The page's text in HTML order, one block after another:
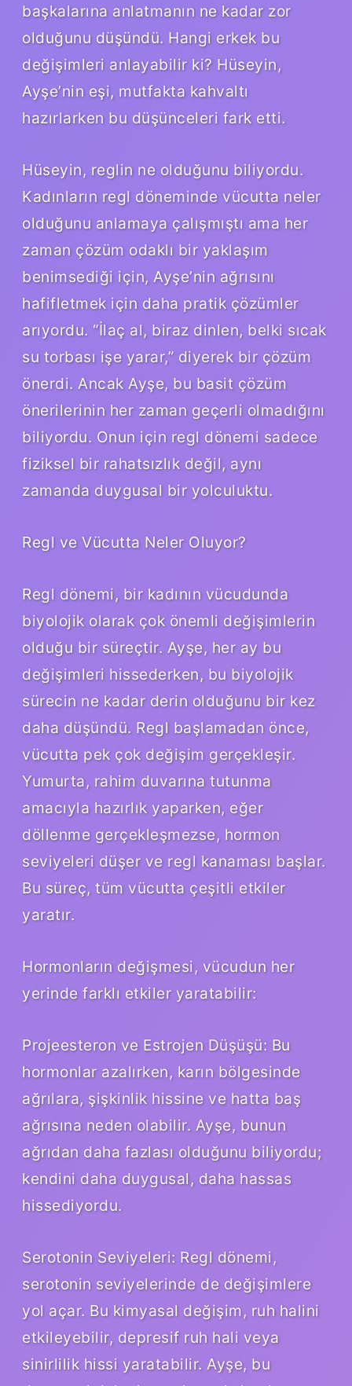
başkalarına anlatmanın ne kadar zor
olduğunu düşündü. Hangi erkek bu
değişimleri anlayabilir ki? Hüseyin,
Ayşe’nin eşi, mutfakta kahvaltı
hazırlarken bu düşünceleri fark etti.
Hüseyin, reglin ne olduğunu biliyordu.
Kadınların regl döneminde vücutta neler
olduğunu anlamaya çalışmıştı ama her
zaman çözüm odaklı bir yaklaşım
benimsediği için, Ayşe’nin ağrısını
hafifletmek için daha pratik çözümler
arıyordu. “İlaç al, biraz dinlen, belki sıcak
su torbası işe yarar,” diyerek bir çözüm
önerdi. Ancak Ayşe, bu basit çözüm
önerilerinin her zaman geçerli olmadığını
biliyordu. Onun için regl dönemi sadece
fiziksel bir rahatsızlık değil, aynı
zamanda duygusal bir yolculuktu.
Regl ve Vücutta Neler Oluyor?
Regl dönemi, bir kadının vücudunda
biyolojik olarak çok önemli değişimlerin
olduğu bir süreçtir. Ayşe, her ay bu
değişimleri hissederken, bu biyolojik
sürecin ne kadar derin olduğunu bir kez
daha düşündü. Regl başlamadan önce,
vücutta pek çok değişim gerçekleşir.
Yumurta, rahim duvarına tutunma
amacıyla hazırlık yaparken, eğer
döllenme gerçekleşmezse, hormon
seviyeleri düşer ve regl kanaması başlar.
Bu süreç, tüm vücutta çeşitli etkiler
yaratır.
Hormonların değişmesi, vücudun her
yerinde farklı etkiler yaratabilir:
Projeesteron ve Estrojen Düşüşü: Bu
hormonlar azalırken, karın bölgesinde
ağrılara, şişkinlik hissine ve hatta baş
ağrısına neden olabilir. Ayşe, bunun
ağrıdan daha fazlası olduğunu biliyordu;
kendini daha duygusal, daha hassas
hissediyordu.
Serotonin Seviyeleri: Regl dönemi,
serotonin seviyelerinde de değişimlere
yol açar. Bu kimyasal değişim, ruh halini
etkileyebilir, depresif ruh hali veya
sinirlilik hissi yaratabilir. Ayşe, bu